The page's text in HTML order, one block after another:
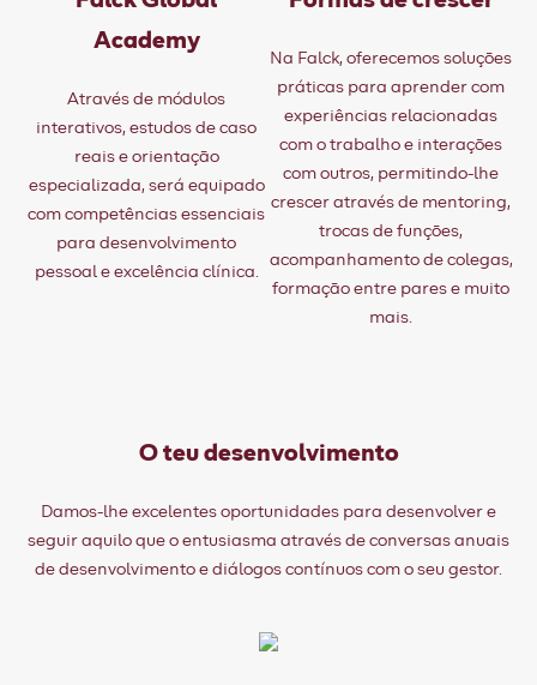
Academy
Através de módulos
interativos, estudos de caso
reais e orientação
especializada, será equipado
com competências essenciais
para desenvolvimento
pessoal e excelência clínica.
Na Falck, oferecemos soluções
práticas para aprender com
experiências relacionadas
com o trabalho e interações
com outros, permitindo-lhe
crescer através de mentoring,
trocas de funções,
acompanhamento de colegas,
formação entre pares e muito
mais.
O teu desenvolvimento
Damos-lhe excelentes oportunidades para desenvolver e
seguir aquilo que o entusiasma através de conversas anuais
de desenvolvimento e diálogos contínuos com o seu gestor.